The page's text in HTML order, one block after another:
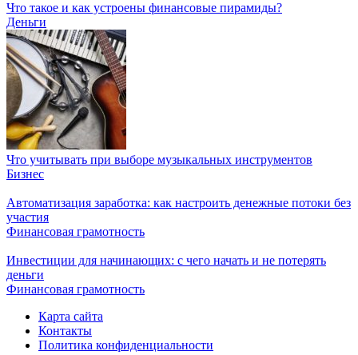
Что такое и как устроены финансовые пирамиды?
Деньги
Что учитывать при выборе музыкальных инструментов
Бизнес
Автоматизация заработка: как настроить денежные потоки без
участия
Финансовая грамотность
Инвестиции для начинающих: с чего начать и не потерять
деньги
Финансовая грамотность
Карта сайта
Контакты
Политика конфиденциальности